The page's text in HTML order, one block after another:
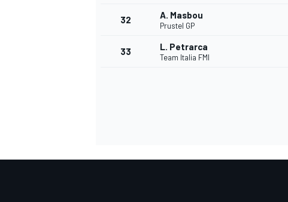
32 A. Masbou
Prustel GP
33 L. Petrarca
Team Italia FMI